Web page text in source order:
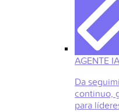
AGENTE
Da
continuo,
para